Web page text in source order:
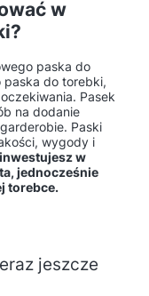
zalety nadruku
na
sublimacyjne
w
paska do
do torebki,
Pasek
na dodanie
Paski
wygody i
w
jednocześnie
torebce.
jeszcze